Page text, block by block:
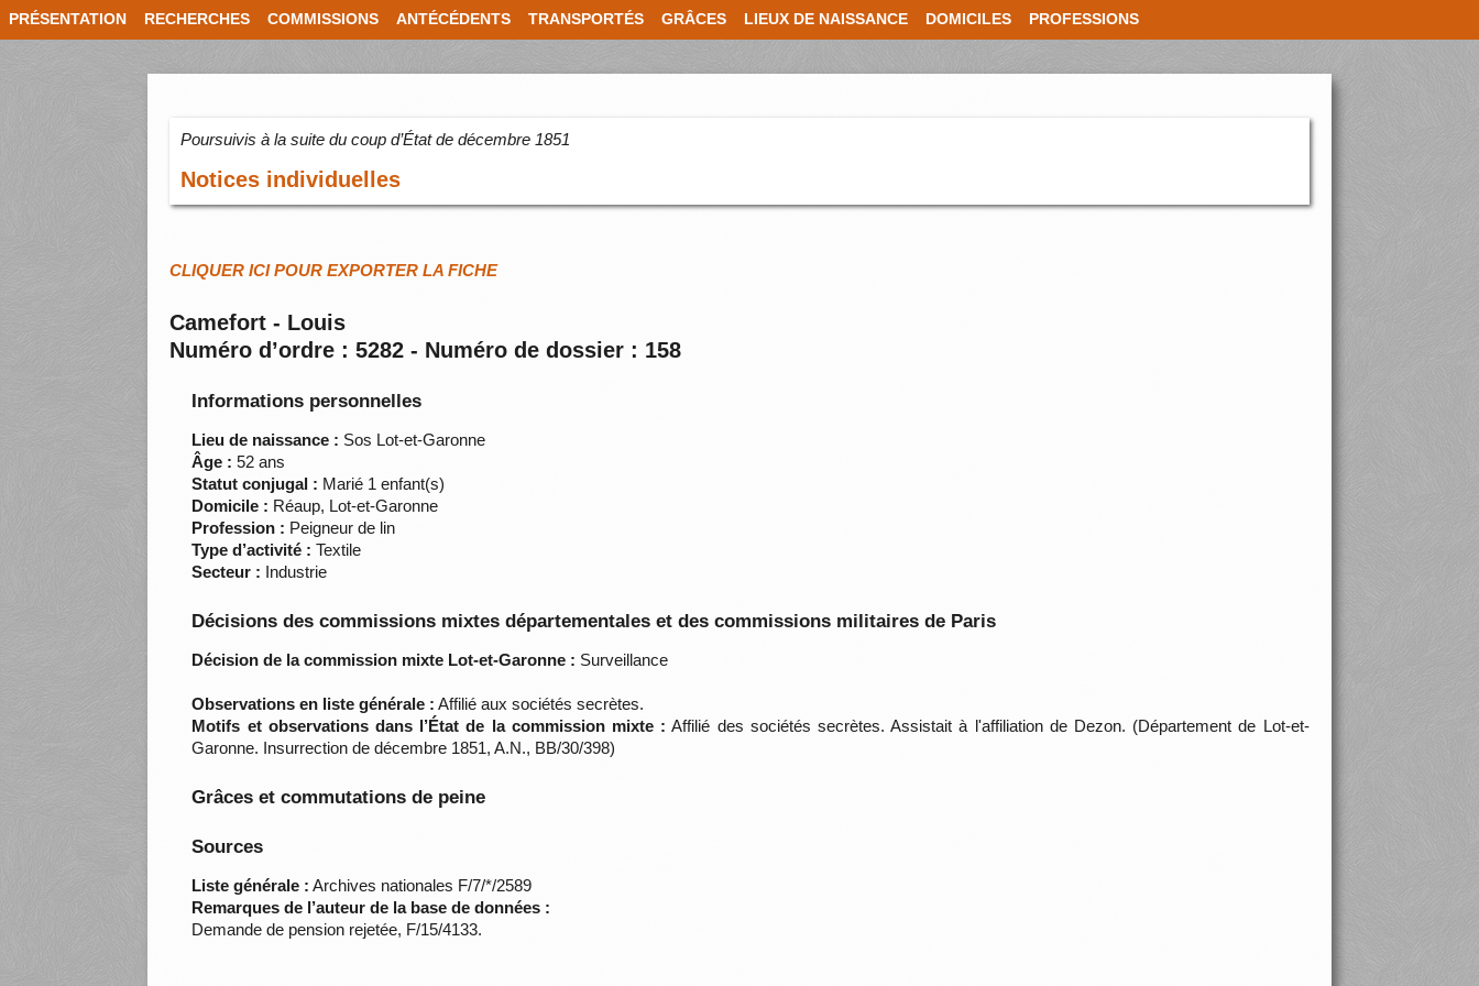
PRÉSENTATION RECHERCHES COMMISSIONS ANTÉCÉDENTS TRANSPORTÉS GRÂCES LIEUX DE NAISSANCE DOMICILES PROFESSIONS
Poursuivis à la suite du coup d’État de décembre 1851
Notices individuelles
CLIQUER ICI POUR EXPORTER LA FICHE
Camefort - Louis
Numéro d’ordre : 5282 - Numéro de dossier : 158
Informations personnelles
Lieu de naissance : Sos Lot-et-Garonne
Âge : 52 ans
Statut conjugal : Marié 1 enfant(s)
Domicile : Réaup, Lot-et-Garonne
Profession : Peigneur de lin
Type d’activité : Textile
Secteur : Industrie
Décisions des commissions mixtes départementales et des commissions militaires de Paris
Décision de la commission mixte Lot-et-Garonne : Surveillance
Observations en liste générale : Affilié aux sociétés secrètes.
Motifs et observations dans l’État de la commission mixte : Affilié des sociétés secrètes. Assistait à l'affiliation de Dezon. (Département de Lot-et-
Garonne. Insurrection de décembre 1851, A.N., BB/30/398)
Grâces et commutations de peine
Sources
Liste générale : Archives nationales F/7/*/2589
Remarques de l’auteur de la base de données :
Demande de pension rejetée, F/15/4133.